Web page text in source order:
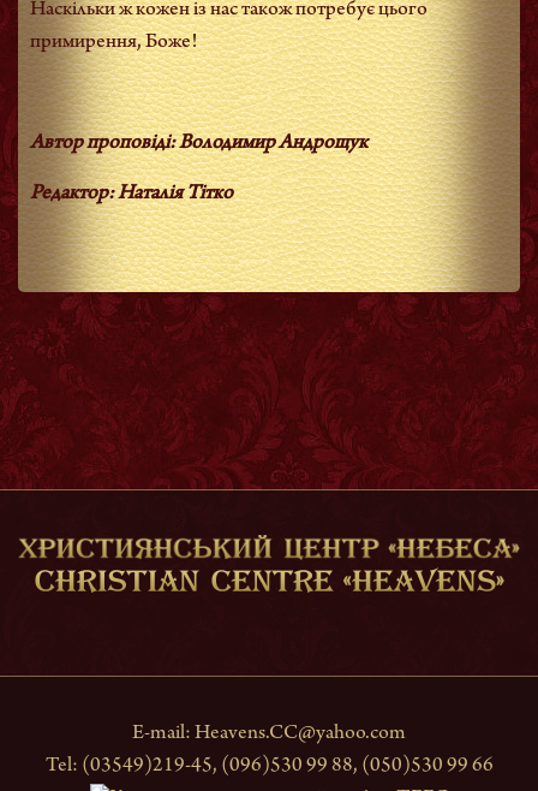
Наскільки ж кожен із нас також потребує цього
примирення, Боже!
Автор проповіді: Володимир Андрощук
Редактор: Наталія Тітко
E-mail: Heavens.CC@yahoo.com
Tel: (03549)219-45, (096)530 99 88, (050)530 99 66